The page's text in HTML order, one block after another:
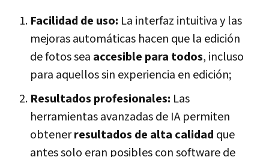
Facilidad de uso: La interfaz intuitiva y las
mejoras automáticas hacen que la edición
de fotos sea accesible para todos, incluso
para aquellos sin experiencia en edición;
Resultados profesionales: Las
herramientas avanzadas de IA permiten
obtenerresultados de alta calidad que
antes solo eran posibles con software de